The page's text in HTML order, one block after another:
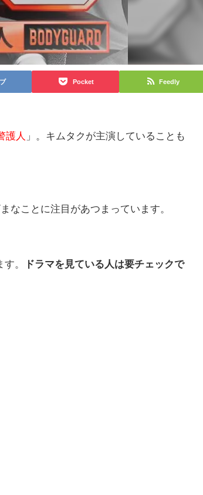
Pocket Feedly
護人
」。キムタクが主演していることも
なことに注目があつまっています。
。
ドラマを見ている人は要チェックで